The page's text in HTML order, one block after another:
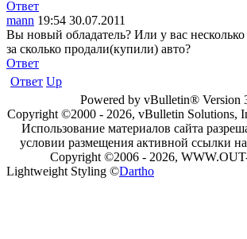
Ответ
mann 19:54 30.07.2011
Вы новый обладатель? Или у вас
за сколько продали(купили) авто?
Ответ
Ответ Up
Powered by vBulletin® Version
Copyright ©2000 - 2026, vBulletin Solutions,
Использование материалов сайта
условии размещения активной ссылки
Copyright ©2006 - 2026,
Lightweight Styling ©Dartho